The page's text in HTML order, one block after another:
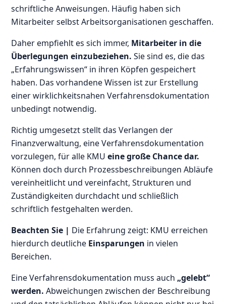
schriftliche Anweisungen. Häufig haben sich
Mitarbeiter selbst Arbeitsorganisationen geschaffen.
Daher empfiehlt es sich immer, Mitarbeiter in die
Überlegungen einzubeziehen. Sie sind es, die das
„Erfahrungswissen“ in ihren Köpfen gespeichert
haben. Das vorhandene Wissen ist zur Erstellung
einer wirklichkeitsnahen Verfahrensdokumentation
unbedingt notwendig.
Richtig umgesetzt stellt das Verlangen der
Finanzverwaltung, eine Verfahrensdokumentation
vorzulegen, für alle KMUeine große Chance dar.
Können doch durch Prozessbeschreibungen Abläufe
vereinheitlicht und vereinfacht, Strukturen und
Zuständigkeiten durchdacht und schließlich
schriftlich festgehalten werden.
Beachten Sie | Die Erfahrung zeigt: KMU erreichen
hierdurch deutliche Einsparungen in vielen
Bereichen.
Eine Verfahrensdokumentation muss auch „gelebt“
werden. Abweichungen zwischen der Beschreibung